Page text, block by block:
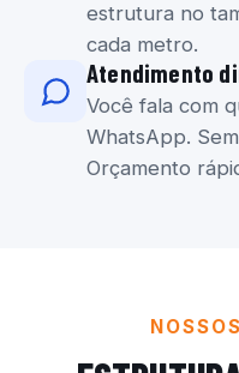
estrutura no
cada metro.
Atendimento
Você fala com
WhatsApp.
Orçamento